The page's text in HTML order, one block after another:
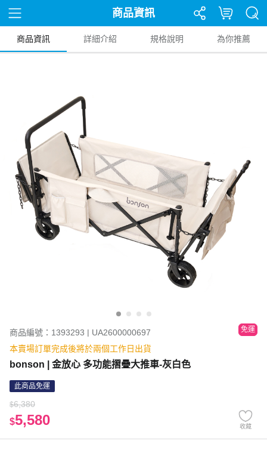
商品資訊
商品資訊 詳細介紹 規格說明 為你推薦
商品編號：1393293 | UA2600000697 免運
本賣場訂單完成後將於兩個工作日出貨
bonson | 金放心 多功能摺疊大推車-灰白色
此商品免運
$6,380
$5,580 收藏